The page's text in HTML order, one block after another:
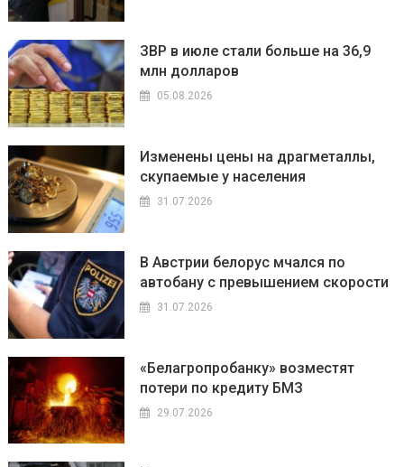
ЗВР в июле стали больше на 36,9
млн долларов
05.08.2026
Изменены цены на драгметаллы,
скупаемые у населения
31.07.2026
В Австрии белорус мчался по
автобану с превышением скорости
31.07.2026
«Белагропробанку» возместят
потери по кредиту БМЗ
29.07.2026